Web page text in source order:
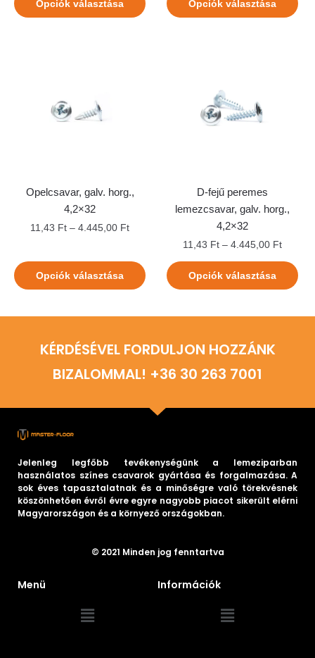
Opciók választása Opciók választása
Opelcsavar, galv. horg.,
4,2×32
11,43 Ft –4.445,00 Ft
Opciók választása
D-fejű peremes
lemezcsavar, galv. horg.,
4,2×32
11,43 Ft –4.445,00 Ft
Opciók választása
KÉRDÉSÉVEL FORDULJON HOZZÁNK
BIZALOMMAL! +36 30 263 7001
Jelenleg legfőbb tevékenységünk a lemeziparban
használatos színes csavarok gyártása és forgalmazása. A
sok éves tapasztalatnak és a minőségre való törekvésnek
köszönhetően évről évre egyre nagyobb piacot sikerült elérni
Magyarországon és a környező országokban.
© 2021 Minden jog fenntartva
Menü Információk